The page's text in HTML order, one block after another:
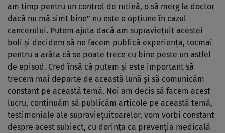
am timp pentru un control de rutină, o să merg la doctor
dacă nu mă simt bine” nu este o opțiune în cazul
cancerului. Putem ajuta dacă am supraviețuit acestei
boli și decidem să ne facem publică experiența, tocmai
pentru a arăta că se poate trece cu bine peste un astfel
de episod. Cred însă că putem și este important să
trecem mai departe de această lună și să comunicăm
constant pe această temă. Noi am decis să facem acest
lucru, continuăm să publicăm articole pe această temă,
testimoniale ale supraviețuitoarelor, vom vorbi constant
despre acest subiect, cu dorința ca prevenția medicală